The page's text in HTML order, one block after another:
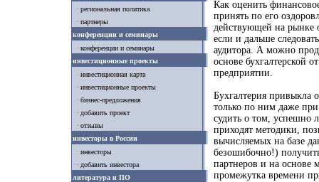
региональная политика
партнеры
конференции и семинары
конференции и семинары
инвестиционные проекты
инвестиционная карта
инвестиционные проекты
бизнес-предложения
добавить проект
отзывы
инвесторы в России
инвесторы
добавить инвестора
литература и ПО
Как оценить
принять по его
действующей на рынке
если и дальше
аудитора. А можно
основе бухгалтерской
предприятии.
Бухгалтерия привыкла
только по ним даже
судить о том, успешно
приходят методики,
вычисляемых на базе
безошибочно!)
партнеров и на основе
промежутка времени